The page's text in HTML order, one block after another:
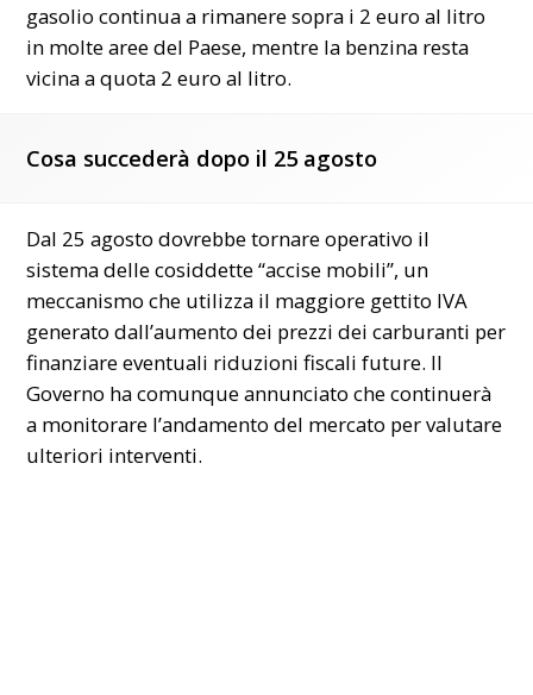
gasolio continua a rimanere sopra i 2 euro al litro
in molte aree del Paese, mentre la benzina resta
vicina a quota 2 euro al litro.
Cosa succederà dopo il 25 agosto
Dal 25 agosto dovrebbe tornare operativo il
sistema delle cosiddette “accise mobili”, un
meccanismo che utilizza il maggiore gettito IVA
generato dall’aumento dei prezzi dei carburanti per
finanziare eventuali riduzioni fiscali future. Il
Governo ha comunque annunciato che continuerà
a monitorare l’andamento del mercato per valutare
ulteriori interventi.